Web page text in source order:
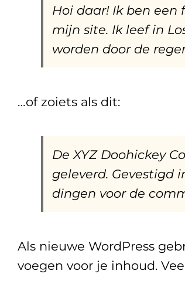
Hoi daar! Ik ben
mijn site. Ik leef in
worden door de
…of zoiets als dit:
De XYZ Doohickey
geleverd. Gevestigd
dingen voor de
Als nieuwe WordPress
voegen voor je inhoud.